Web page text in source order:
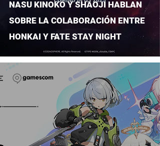
NASU KINOKO Y SHAOJI HABLAN
SOBRE LA COLABORACIÓN ENTRE
HONKAI Y FATE STAY NIGHT